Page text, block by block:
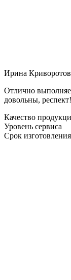
Ирина
Отлично
довольны,
Качество
Уровень сервиса
Срок изготовления